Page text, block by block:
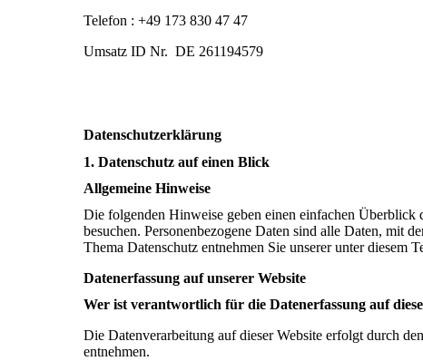
Telefon : +49 173 830 47 47
Umsatz ID Nr. DE 261194579
Datenschutzerklärung
1. Datenschutz auf einen Blick
Allgemeine Hinweise
Die folgenden Hinweise geben einen einfachen Überblick
besuchen. Personenbezogene Daten sind alle Daten, mit
Thema Datenschutz entnehmen Sie unserer unter diesem
Datenerfassung auf unserer Website
Wer ist verantwortlich für die Datenerfassung auf
Die Datenverarbeitung auf dieser Website erfolgt durch
entnehmen.